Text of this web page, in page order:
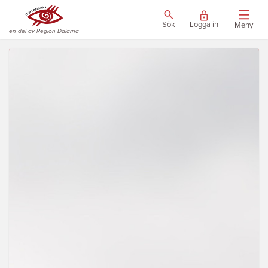
en del av Region Dalarna
Sök Logga in Meny